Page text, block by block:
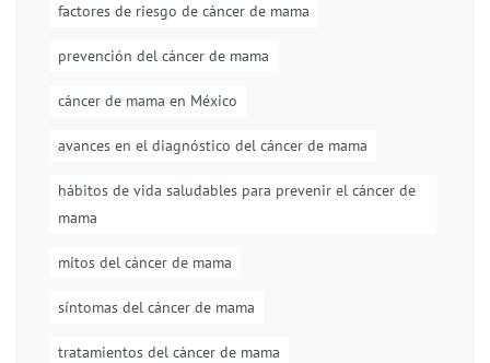
factores de riesgo de cáncer de mama
prevención del cáncer de mama
cáncer de mama en México
avances en el diagnóstico del cáncer de mama
hábitos de vida saludables para prevenir el cáncer de
mama
mitos del cáncer de mama
síntomas del cáncer de mama
tratamientos del cáncer de mama